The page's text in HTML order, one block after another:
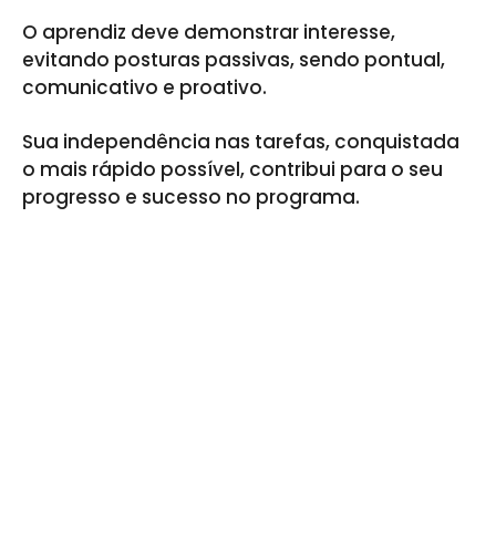
O aprendiz deve demonstrar interesse,
evitando posturas passivas, sendo pontual,
comunicativo e proativo.
Sua independência nas tarefas, conquistada
o mais rápido possível, contribui para o seu
progresso e sucesso no programa.